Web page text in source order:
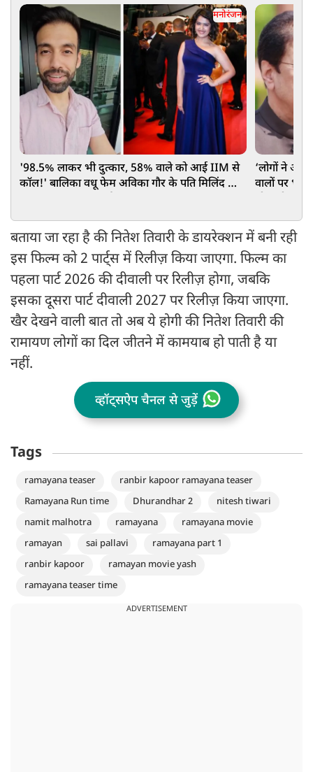
मनोरंजन
'98.5% लाकर भी दुत्कार, 58% वाले को आई IIM से
कॉल!' बालिका वधू फेम अविका गौर के पति मिलिंद का
‘लोगों ने
वालों पर
बताया जा रहा है की नितेश तिवारी के डायरेक्शन में बनी रही
इस फिल्म को 2 पार्ट्स में रिलीज़ किया जाएगा. फिल्म का
पहला पार्ट 2026 की दीवाली पर रिलीज़ होगा, जबकि
इसका दूसरा पार्ट दीवाली 2027 पर रिलीज़ किया जाएगा.
खैर देखने वाली बात तो अब ये होगी की नितेश तिवारी की
रामायण लोगों का दिल जीतने में कामयाब हो पाती है या
नहीं.
व्हॉट्सऐप चैनल से जुड़ें
Tags
ramayana teaser
ranbir kapoor ramayana teaser
Ramayana Run time
Dhurandhar 2
nitesh tiwari
namit malhotra
ramayana
ramayana movie
ramayan
sai pallavi
ramayana part 1
ranbir kapoor
ramayan movie yash
ramayana teaser time
ADVERTISEMENT